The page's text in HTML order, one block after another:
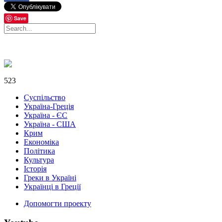
Save
523
Суспільство
Україна-Греція
Україна - ЄС
Україна - США
Крим
Економіка
Політика
Культура
Історія
Греки в Україні
Українці в Греції
Допомогти проекту